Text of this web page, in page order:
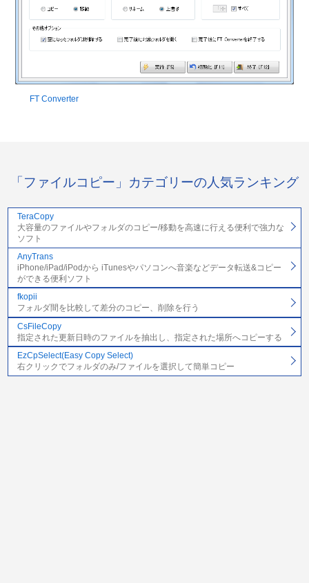
FT Converter
「ファイルコピー」カテゴリーの人気ランキング
TeraCopy
大容量のファイルやフォルダのコピー/移動を高速に行える便利で強力な
ソフト
AnyTrans
iPhone/iPad/iPodから iTunesやパソコンへ音楽などデータ転送&コピー
ができる便利ソフト
fkopii
フォルダ間を比較して差分のコピー、削除を行う
CsFileCopy
指定された更新日時のファイルを抽出し、指定された場所へコピーする
EzCpSelect(Easy Copy Select)
右クリックでフォルダのみ/ファイルを選択して簡単コピー